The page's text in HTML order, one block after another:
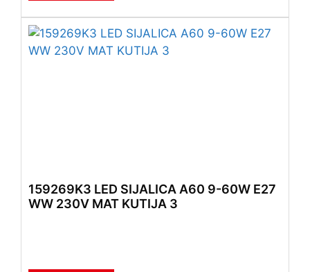
159269K3 LED SIJALICA A60 9-60W E27
WW 230V MAT KUTIJA 3